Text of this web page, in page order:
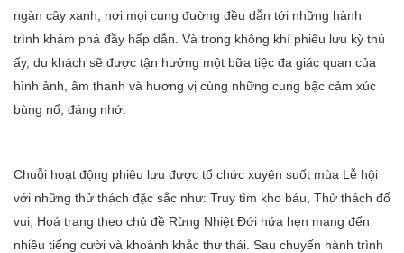
ngàn cây xanh, nơi mọi cung đường đều dẫn tới những hành
trình khám phá đầy hấp dẫn. Và trong không khí phiêu lưu kỳ thú
ấy, du khách sẽ được tận hưởng một bữa tiệc đa giác quan của
hình ảnh, âm thanh và hương vị cùng những cung bậc cảm xúc
bùng nổ, đáng nhớ.
Chuỗi hoạt động phiêu lưu được tổ chức xuyên suốt mùa Lễ hội
với những thử thách đặc sắc như: Truy tìm kho báu, Thử thách đố
vui, Hoá trang theo chủ đề Rừng Nhiệt Đới hứa hẹn mang đến
nhiều tiếng cười và khoảnh khắc thư thái. Sau chuyến hành trình